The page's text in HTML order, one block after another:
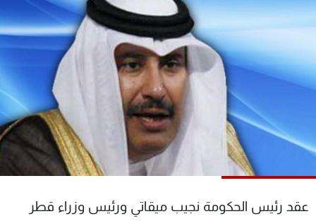
عقد رئيس الحكومة نجيب ميقاتي ورئيس وزراء قطر
إقتصاد فن
منوعات رياضة
كأس العالم
البرامج
جدول البرامج
الترددات